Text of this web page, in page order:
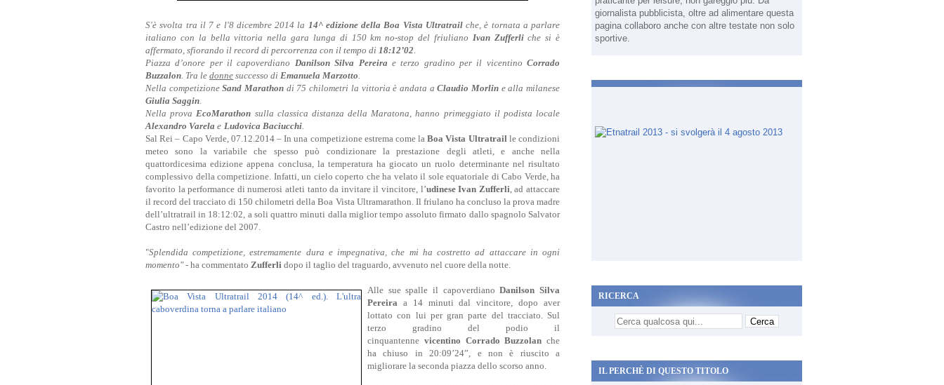
S'è svolta tra il 7 e l'8 dicembre 2014 la 14^ edizione della Boa Vista Ultratrailche, è tornata a parlare
italiano con la bella vittorianella gara lunga di 150 km no-stopdel friuliano Ivan Zufferliche si è
affermato, sfiorando il record di percorrenza con il tempo di 18:12’02.
Piazza d’onore per il capoverdiano Danilson Silva Pereira e terzo gradino per il vicentinoCorrado
Buzzalon. Tra le donne successo di Emanuela Marzotto.
Nella competizioneSand Marathon di 75 chilometri la vittoria è andata aClaudio Morline alla milanese
Giulia Saggin.
Nella provaEcoMarathon sulla classica distanza della Maratona, hanno primeggiato il podista locale
Alexandro Varela e Ludovica Baciucchi.
Sal Rei – Capo Verde, 07.12.2014 – In una competizione estrema come laBoa Vista Ultratraillecondizioni
meteo sono la variabile che spesso può condizionare la prestazione degli atleti, e anche nella
quattordicesima edizione appena conclusa, la temperatura ha giocato un ruolo determinante nel risultato
complessivo della competizione. Infatti, un cielo coperto che ha velato il sole equatoriale di Cabo Verde, ha
favorito la performance di numerosi atleti tanto da invitare il vincitore, l’udinese Ivan Zufferli, ad attaccare
il record del tracciato di 150 chilometri della Boa Vista Ultramarathon. Il friulano ha concluso la prova madre
dell’ultratrail in 18:12:02, a soli quattro minuti dalla miglior tempo assoluto firmato dallo spagnolo Salvator
Castro nell’edizione del 2007.
"Splendida competizione, estremamente dura e impegnativa, che mi ha costretto ad attaccare in ogni
momento" - ha commentato Zufferli dopo il taglio del traguardo, avvenuto nel cuore della notte.
Alle sue spalle il capoverdianoDanilson Silva
Pereira a 14 minuti dal vincitore, dopo aver
lottato con lui per gran parte del tracciato. Sul
terzo gradino del podio il
cinquantenne vicentino Corrado Buzzolan che
ha chiuso in 20:09’24”, e non è riuscito a
migliorare la seconda piazza dello scorso anno.
giornalista pubblicista, oltre ad alimentare questa
pagina collaboro anche con altre testate non solo
sportive.
RICERCA
IL PERCHÈ DI QUESTO TITOLO